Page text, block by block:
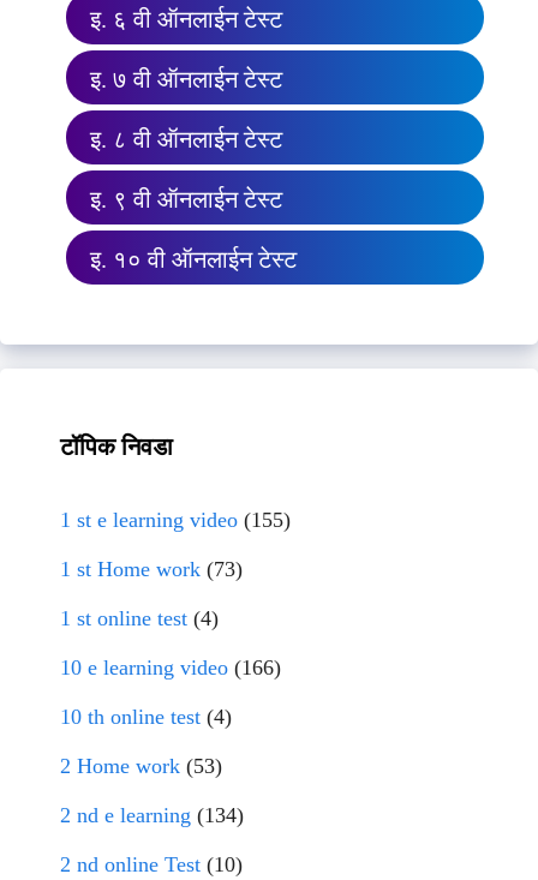
इ. ६ वी ऑनलाईन टेस्ट
इ. ७ वी ऑनलाईन टेस्ट
इ. ८ वी ऑनलाईन टेस्ट
इ. ९ वी ऑनलाईन टेस्ट
इ. १० वी ऑनलाईन टेस्ट
टॉपिक निवडा
1 st e learning video (155)
1 st Home work (73)
1 st online test (4)
10 e learning video (166)
10 th online test (4)
2 Home work (53)
2 nd e learning (134)
2 nd online Test (10)